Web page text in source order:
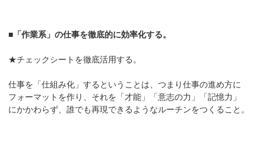
■「作業系」の仕事を徹底的に効率化する。
★チェックシートを徹底活用する。
仕事を「仕組み化」するということは、つまり仕事の進め方に
フォーマットを作り、それを「才能」「意志の力」「記憶力」
にかかわらず、誰でも再現できるようなルーチンをつくること。